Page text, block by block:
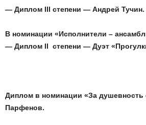
— Диплом III степени — Андрей Тучин.
В номинации «Исполнители –
— Диплом II степени — Дуэт
Диплом в номинации «За душевность
Парфенов.